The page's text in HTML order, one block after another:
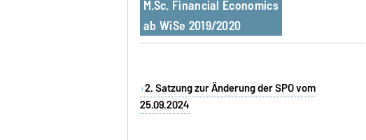
M.Sc. Financial Economics
ab WiSe 2019/2020
2. Satzung zur Änderung der SPO vom
25.09.2024